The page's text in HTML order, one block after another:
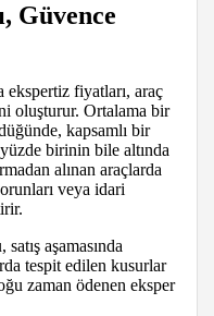
Güvence
ekspertiz fiyatları, araç
oluşturur. Ortalama bir
kapsamlı bir
birinin bile altında
alınan araçlarda
veya idari
aşamasında
tespit edilen kusurlar
zaman ödenen eksper